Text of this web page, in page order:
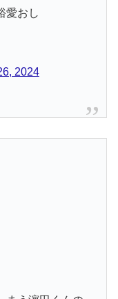
愛おし
2024